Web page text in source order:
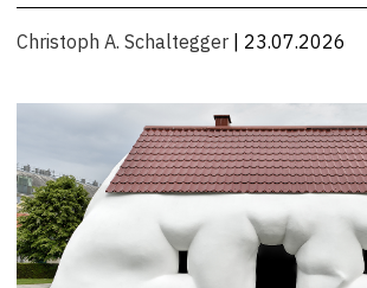
Christoph A. Schaltegger | 23.07.2026